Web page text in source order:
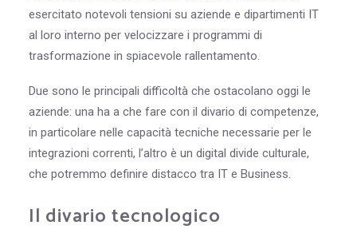
esercitato notevoli tensioni su aziende e dipartimenti IT
al loro interno per velocizzare i programmi di
trasformazione in spiacevole rallentamento.
Due sono le principali difficoltà che ostacolano oggi le
aziende: una ha a che fare con il divario di competenze,
in particolare nelle capacità tecniche necessarie per le
integrazioni correnti, l’altro è un digital divide culturale,
che potremmo definire distacco tra IT e Business.
Il divario tecnologico